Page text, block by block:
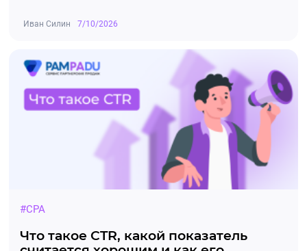
Иван Силин 7/10/2026
#CPA
Что такое CTR, какой показатель